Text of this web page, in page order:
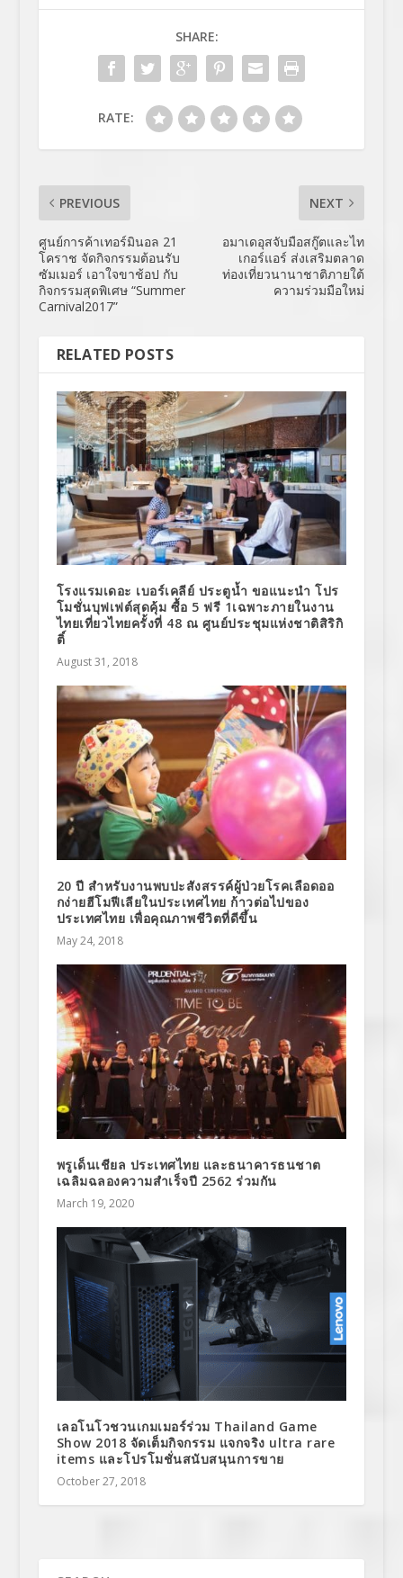
SHARE:
RATE:
PREVIOUS
ศูนย์การค้าเทอร์มินอล 21
โคราช จัดกิจกรรมต้อนรับ
ซัมเมอร์ เอาใจขาช้อป กับ
กิจกรรมสุดพิเศษ “Summer
Carnival2017”
NEXT
อมาเดอุสจับมือสกู๊ตและไท
เกอร์แอร์ ส่งเสริมตลาด
ท่องเที่ยวนานาชาติภายใต้
ความร่วมมือใหม่
RELATED POSTS
โรงแรมเดอะ เบอร์เคลีย์ ประตูน้ำ ขอแนะนำ โปร
โมชั่นบุฟเฟต์สุดคุ้ม ซื้อ 5 ฟรี 1เฉพาะภายในงาน
ไทยเที่ยวไทยครั้งที่ 48 ณ ศูนย์ประชุมแห่งชาติสิริกิ
ติ์
August 31, 2018
20 ปี สำหรับงานพบปะสังสรรค์ผู้ป่วยโรคเลือดออ
กง่ายฮีโมฟีเลียในประเทศไทย ก้าวต่อไปของ
ประเทศไทย เพื่อคุณภาพชีวิตที่ดีขึ้น
May 24, 2018
พรูเด็นเชียล ประเทศไทย และธนาคารธนชาต
เฉลิมฉลองความสำเร็จปี 2562 ร่วมกัน
March 19, 2020
เลอโนโวชวนเกมเมอร์ร่วม Thailand Game
Show 2018 จัดเต็มกิจกรรม แจกจริง ultra rare
items และโปรโมชั่นสนับสนุนการขาย
October 27, 2018